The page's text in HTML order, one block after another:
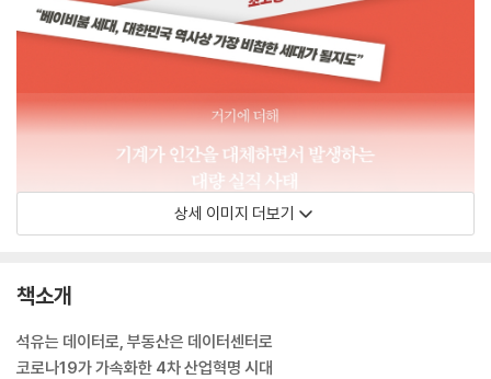
상세 이미지 더보기
책소개
석유는 데이터로, 부동산은 데이터센터로
코로나19가 가속화한 4차 산업혁명 시대